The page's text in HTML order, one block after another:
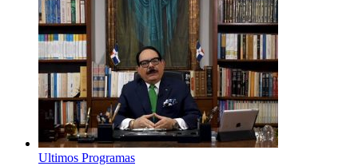
Ultimos Programas